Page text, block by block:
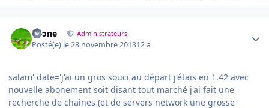
chone Administrateurs
Posté(e) le 28 novembre 201312 a
salam' date='j'ai un gros souci au départ j'étais en 1.42 avec
nouvelle abonement soit disant tout marché j'ai fait une
recherche de chaines (et de servers network une grosse